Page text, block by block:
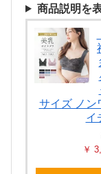
商品説明を
サイズ ノン
イ
￥